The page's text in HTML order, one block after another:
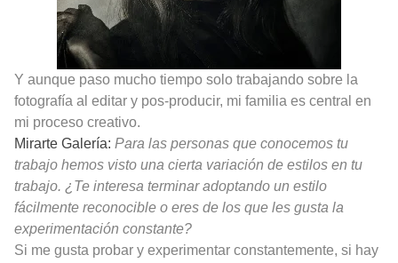
Y aunque paso mucho tiempo solo trabajando sobre la
fotografía al editar y pos-producir, mi familia es central en
mi proceso creativo.
Mirarte Galería: Para las personas que conocemos tu
trabajo hemos visto una cierta variación de estilos en tu
trabajo. ¿Te interesa terminar adoptando un estilo
fácilmente reconocible o eres de los que les gusta la
experimentación constante?
Si me gusta probar y experimentar constantemente, si hay